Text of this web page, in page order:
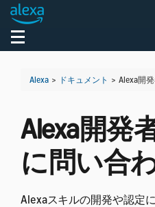
Toggle navigation
Alexa > ドキュメント > Alexa開
Alexa開発
に問い合
Alexaスキルの開発や認定
Welcome! Ask the DevAssistant